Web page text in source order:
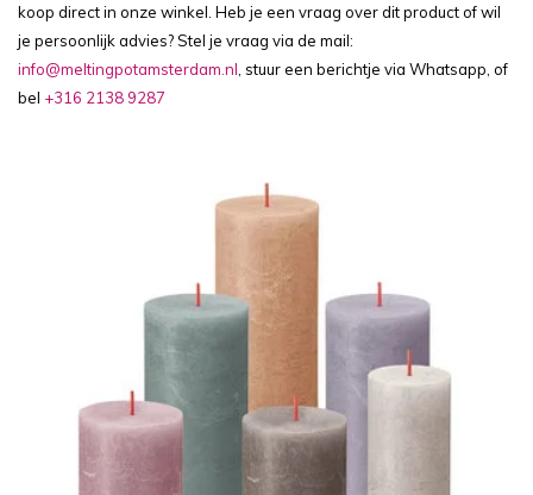
koop direct in onze winkel. Heb je een vraag over dit product of wil
je persoonlijk advies? Stel je vraag via de mail:
info@meltingpotamsterdam.nl , stuur een berichtje via Whatsapp, of
bel +316 2138 9287